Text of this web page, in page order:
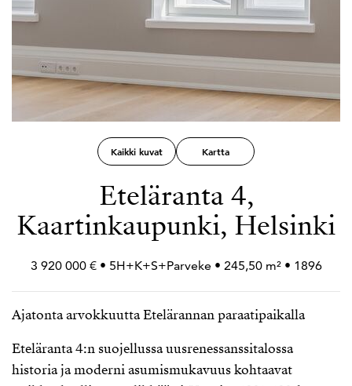
Kaikki kuvat Kartta
Eteläranta 4,
Kaartinkaupunki, Helsinki
3 920 000 € • 5H+K+S+Parveke • 245,50 m² • 1896
Ajatonta arvokkuutta Etelärannan paraatipaikalla
Eteläranta 4:n suojellussa uusrenessanssitalossa
historia ja moderni asumismukavuus kohtaavat